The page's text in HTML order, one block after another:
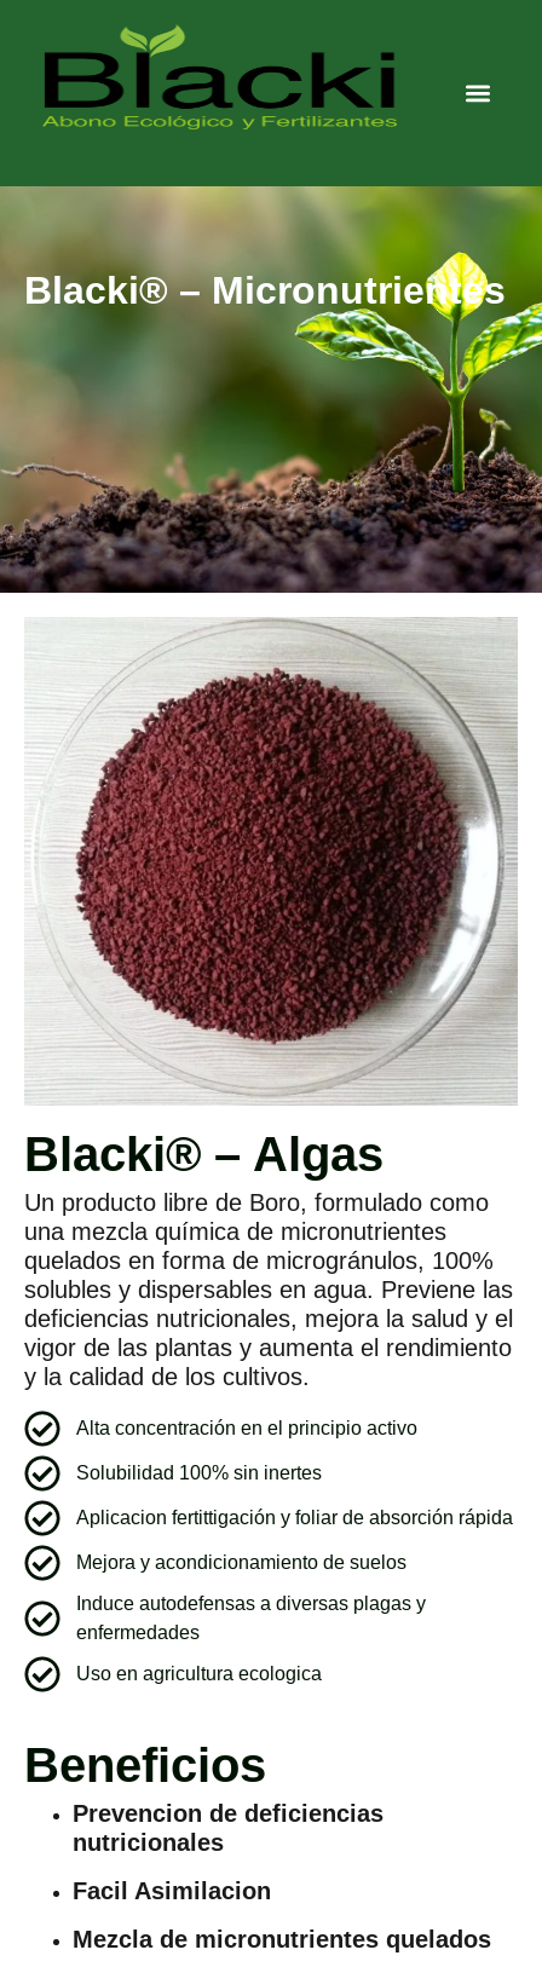
Blacki® – Micronutrientes
Blacki® – Algas
Un producto libre de Boro, formulado como
una mezcla química de micronutrientes
quelados en forma de microgránulos, 100%
solubles y dispersables en agua. Previene las
deficiencias nutricionales, mejora la salud y el
vigor de las plantas y aumenta el rendimiento
y la calidad de los cultivos.
Alta concentración en el principio activo
Solubilidad 100% sin inertes
Aplicacion fertittigación y foliar de absorción rápida
Mejora y acondicionamiento de suelos
Induce autodefensas a diversas plagas y
enfermedades
Uso en agricultura ecologica
Beneficios
Prevencion de deficiencias
nutricionales
Facil Asimilacion
Mezcla de micronutrientes quelados